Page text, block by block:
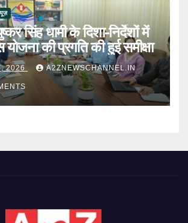
सिंह धामी के दिशा-निर्देशों में
की प्रगति की हुई समीक्षा
2026 A2ZNEWSCHANNEL.IN